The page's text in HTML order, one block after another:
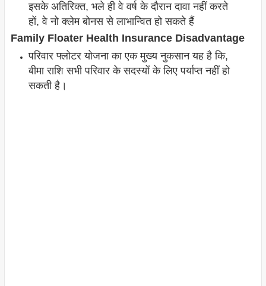
इसके अतिरिक्त, भले ही वे वर्ष के दौरान दावा नहीं करते
हों, वे नो क्लेम बोनस से लाभान्वित हो सकते हैं
Family Floater Health Insurance Disadvantage
परिवार फ्लोटर योजना का एक मुख्य नुकसान यह है कि,
बीमा राशि सभी परिवार के सदस्यों के लिए पर्याप्त नहीं हो
सकती है।